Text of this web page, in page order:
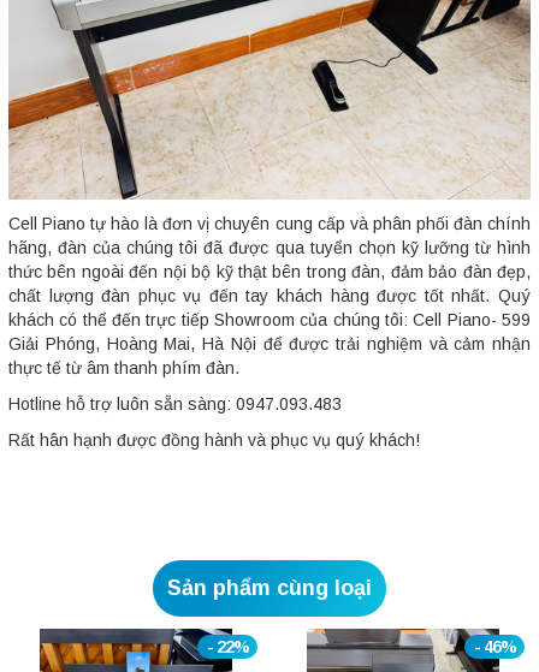
Cell Piano tự hào là đơn vị chuyên cung cấp và phân phối đàn chính
hãng, đàn của chúng tôi đã được qua tuyển chọn kỹ lưỡng từ hình
thức bên ngoài đến nội bộ kỹ thật bên trong đàn, đảm bảo đàn đẹp,
chất lượng đàn phục vụ đến tay khách hàng được tốt nhất. Quý
khách có thể đến trực tiếp Showroom của chúng tôi: Cell Piano- 599
Giải Phóng, Hoàng Mai, Hà Nội để được trải nghiệm và cảm nhận
thực tế từ âm thanh phím đàn.
Hotline hỗ trợ luôn sẵn sàng: 0947.093.483
Rất hân hạnh được đồng hành và phục vụ quý khách!
Sản phẩm cùng loại
- 22% - 46%